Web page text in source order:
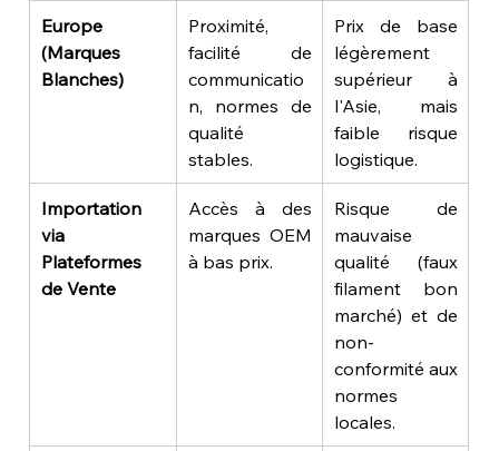
Europe
(Marques
Blanches)
Proximité,
facilité de
communicatio
n, normes de
qualité
stables.
Prix de base
légèrement
supérieur à
l'Asie, mais
faible risque
logistique.
Importation
via
Plateformes
de Vente
Accès à des
marques OEM
à bas prix.
Risque de
mauvaise
qualité (faux
filament bon
marché) et de
non-
conformité aux
normes
locales.